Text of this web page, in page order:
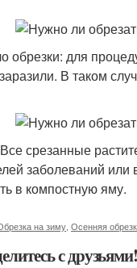
обрезки: для
В таком
срезанные
заболеваний или
в компостную яму.
на зиму Осенняя
с друзьями!